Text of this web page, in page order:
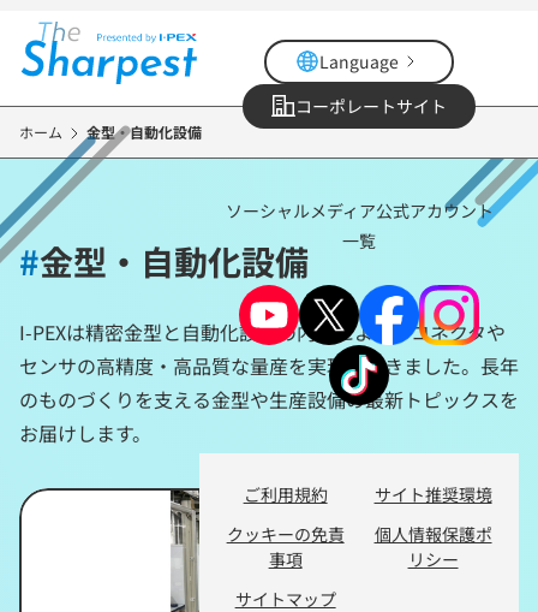
コ
テ
ツ
に
Language
コーポレートサイト
ソーシャルメディア公式アカウント
一覧
ご利用規約
サイト推奨環境
クッキーの免責
事項
個人情報保護ポ
リシー
サイトマップ
ホーム 金型・自動化設備
#金型・自動化設備
I-PEXは精密金型と自動化設備の内製により、コネクタや
センサの高精度・高品質な量産を実現してきました。長年
のものづくりを支える金型や生産設備の最新トピックスを
お届けします。